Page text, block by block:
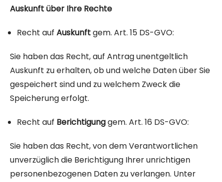
Auskunft über Ihre Rechte
Recht auf Auskunftgem. Art. 15 DS-GVO:
Sie haben das Recht, auf Antrag unentgeltlich
Auskunft zu erhalten, ob und welche Daten über Sie
gespeichert sind und zu welchem Zweck die
Speicherung erfolgt.
Recht auf Berichtigunggem. Art. 16 DS-GVO:
Sie haben das Recht, von dem Verantwortlichen
unverzüglich die Berichtigung Ihrer unrichtigen
personenbezogenen Daten zu verlangen. Unter